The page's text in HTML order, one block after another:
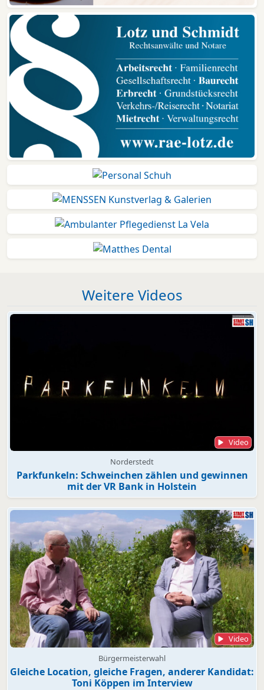
Weitere Videos
Video
Norderstedt
Parkfunkeln: Schweinchen zählen und gewinnen
mit der VR Bank in Holstein
Video
Bürgermeisterwahl
Gleiche Location, gleiche Fragen, anderer Kandidat:
Toni Köppen im Interview